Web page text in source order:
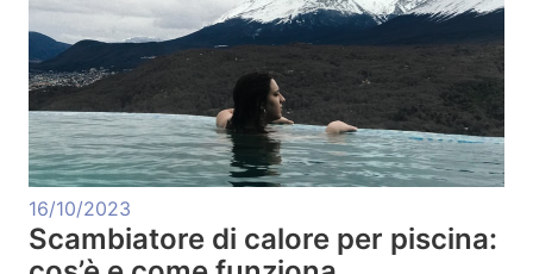
16/10/2023
Scambiatore di calore per piscina: